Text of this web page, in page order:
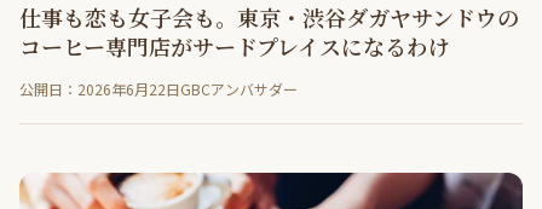
仕事も恋も女子会も。東京・渋谷ダガヤサンドウの
コーヒー専門店がサードプレイスになるわけ
公開日：2026年6月22日GBCアンバサダー